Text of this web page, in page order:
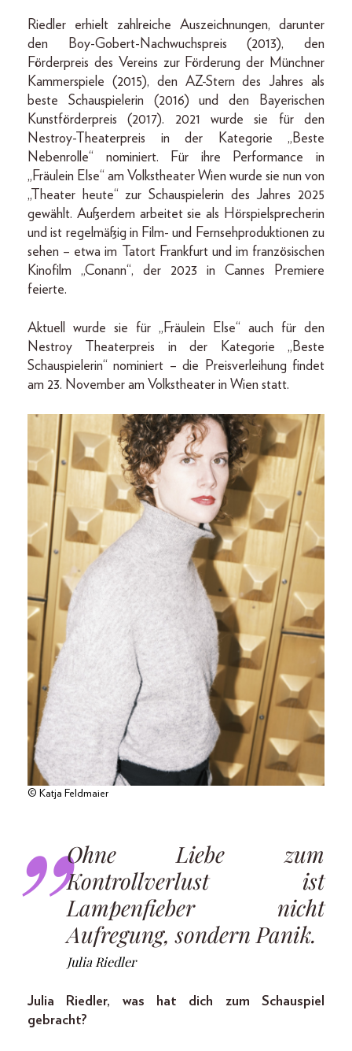
Riedler erhielt zahlreiche Auszeichnungen, darunter
den Boy-Gobert-Nachwuchspreis (2013), den
Förderpreis des Vereins zur Förderung der Münchner
Kammerspiele (2015), den AZ-Stern des Jahres als
beste Schauspielerin (2016) und den Bayerischen
Kunstförderpreis (2017). 2021 wurde sie für den
Nestroy-Theaterpreis in der Kategorie „Beste
Nebenrolle“ nominiert. Für ihre Performance in
„Fräulein Else“ am Volkstheater Wien wurde sie nun von
„Theater heute“ zur Schauspielerin des Jahres 2025
gewählt. Außerdem arbeitet sie als Hörspielsprecherin
und ist regelmäßig in Film- und Fernsehproduktionen zu
sehen – etwa im Tatort Frankfurt und im französischen
Kinofilm „Conann“, der 2023 in Cannes Premiere
feierte.
Aktuell wurde sie für „Fräulein Else“ auch für den
Nestroy Theaterpreis in der Kategorie „Beste
Schauspielerin“ nominiert – die Preisverleihung findet
am 23. November am Volkstheater in Wien statt.
© Katja Feldmaier
Ohne Liebe zum
Kontrollverlust ist
Lampenfieber nicht
Aufregung, sondern Panik.
Julia Riedler
Julia Riedler, was hat dich zum Schauspiel
gebracht?